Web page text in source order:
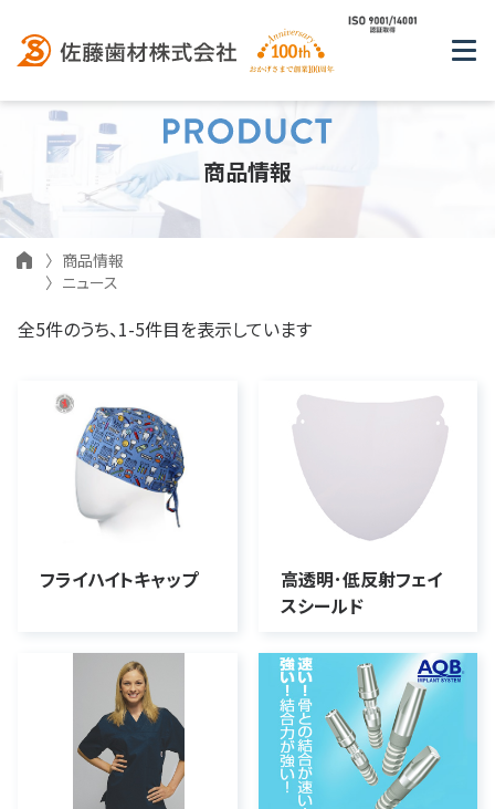
商品情報
商品情報
ニュース
全5件のうち、1-5件目を表示しています
フライハイトキャップ
高透明･低反射フェイ
スシールド